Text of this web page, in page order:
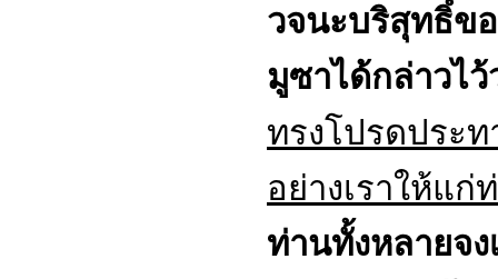
วจนะบริสุทธิ์ข
มูซาได้กล่าวไว้
ทรงโปรดประ
อย่างเราให้แ
ท่านทั้งหลายจ